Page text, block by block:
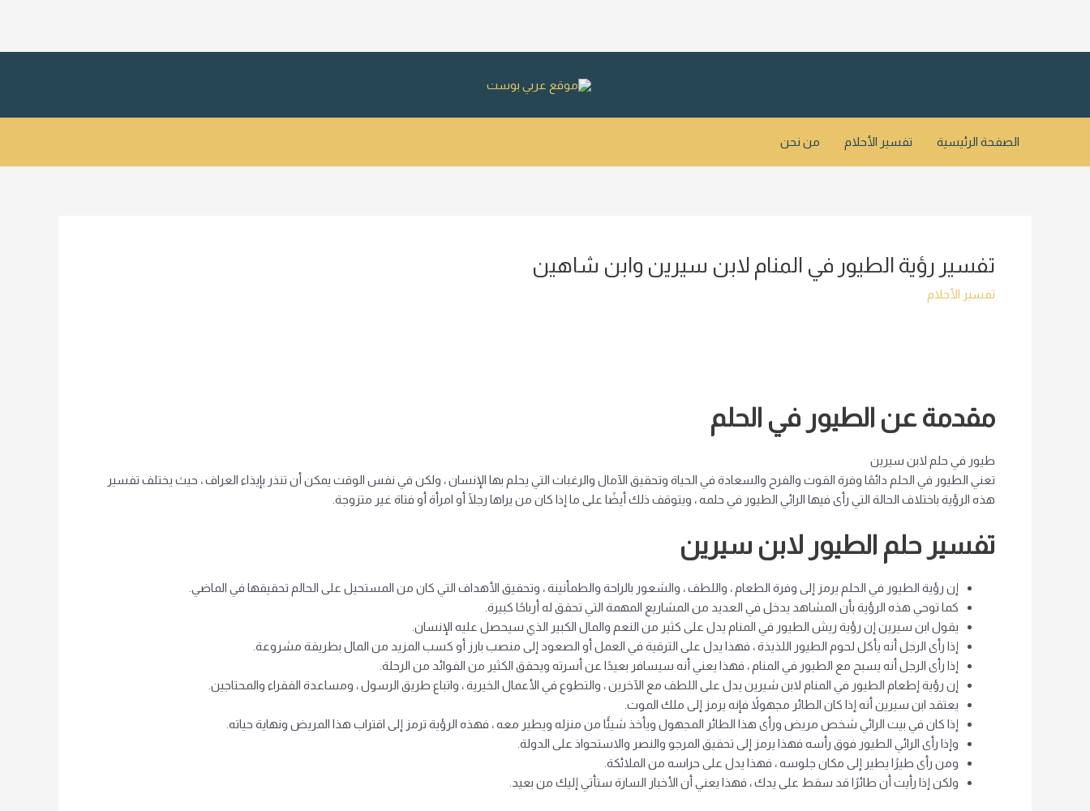
الصفحة الرئيسية تفسير الأحلام من نحن
تفسير رؤية الطيور في المنام لابن سيرين وابن شاهين
تفسير الأحلام
مقدمة عن الطيور في الحلم
طيور في حلم لابن سيرين
تعني الطيور في الحلم دائمًا وفرة القوت والفرح والسعادة في الحياة وتحقيق الآمال والرغبات التي يحلم بها الإنسان ، ولكن في نفس الوقت يمكن أن تنذر بإيذاء العراف ، حيث يختلف تفسير
هذه الرؤية باختلاف الحالة التي رأى فيها الرائي الطيور في حلمه ، ويتوقف ذلك أيضًا على ما إذا كان من يراها رجلًا أو امرأة أو فتاة غير متزوجة.
تفسير حلم الطيور لابن سيرين
إن رؤية الطيور في الحلم يرمز إلى وفرة الطعام ، واللطف ، والشعور بالراحة والطمأنينة ، وتحقيق الأهداف التي كان من المستحيل على الحالم تحقيقها في الماضي.
كما توحي هذه الرؤية بأن المشاهد يدخل في العديد من المشاريع المهمة التي تحقق له أرباحًا كبيرة.
يقول ابن سيرين إن رؤية ريش الطيور في المنام يدل على كثير من النعم والمال الكبير الذي سيحصل عليه الإنسان.
إذا رأى الرجل أنه يأكل لحوم الطيور اللذيذة ، فهذا يدل على الترقية في العمل أو الصعود إلى منصب بارز أو كسب المزيد من المال بطريقة مشروعة.
إذا رأى الرجل أنه يسبح مع الطيور في المنام ، فهذا يعني أنه سيسافر بعيدًا عن أسرته ويحقق الكثير من الفوائد من الرحلة.
إن رؤية إطعام الطيور في المنام لابن شيرين يدل على اللطف مع الآخرين ، والتطوع في الأعمال الخيرية ، واتباع طريق الرسول ، ومساعدة الفقراء والمحتاجين.
يعتقد ابن سيرين أنه إذا كان الطائر مجهولاً فإنه يرمز إلى ملك الموت.
إذا كان في بيت الرائي شخص مريض ورأى هذا الطائر المجهول ويأخذ شيئًا من منزله ويطير معه ، فهذه الرؤية ترمز إلى اقتراب هذا المريض ونهاية حياته.
وإذا رأى الرائي الطيور فوق رأسه فهذا يرمز إلى تحقيق المرجو والنصر والاستحواذ على الدولة.
ومن رأى طيرًا يطير إلى مكان جلوسه ، فهذا يدل على حراسه من الملائكة.
ولكن إذا رأيت أن طائرًا قد سقط على يدك ، فهذا يعني أن الأخبار السارة ستأتي إليك من بعيد.